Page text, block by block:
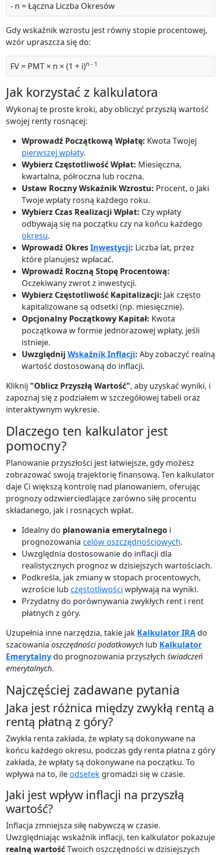
- n = Łączna Liczba Okresów
Gdy wskaźnik wzrostu jest równy stopie procentowej,
wzór upraszcza się do:
FV = PMT × n × (1 + i)n - 1
Jak korzystać z kalkulatora
Wykonaj te proste kroki, aby obliczyć przyszłą wartość
swojej renty rosnącej:
Wprowadź Początkową Wpłatę: Kwota Twojej
pierwszej wpłaty.
Wybierz Częstotliwość Wpłat: Miesięczna,
kwartalna, półroczna lub roczna.
Ustaw Roczny Wskaźnik Wzrostu: Procent, o jaki
Twoje wpłaty rosną każdego roku.
Wybierz Czas Realizacji Wpłat: Czy wpłaty
odbywają się na początku czy na końcu każdego
okresu.
Wprowadź OkresInwestycji: Liczba lat, przez
które planujesz wpłacać.
Wprowadź Roczną Stopę Procentową:
Oczekiwany zwrot z inwestycji.
Wybierz Częstotliwość Kapitalizacji: Jak często
kapitalizowane są odsetki (np. miesięcznie).
Opcjonalny Początkowy Kapitał: Kwota
początkowa w formie jednorazowej wpłaty, jeśli
istnieje.
Uwzględnij Wskaźnik Inflacji: Aby zobaczyć realną
wartość dostosowaną do inflacji.
Kliknij "Oblicz Przyszłą Wartość", aby uzyskać wyniki, i
zapoznaj się z podziałem w szczegółowej tabeli oraz
interaktywnym wykresie.
Dlaczego ten kalkulator jest
pomocny?
Planowanie przyszłości jest łatwiejsze, gdy możesz
zobrazować swoją trajektorię finansową. Ten kalkulator
daje Ci większą kontrolę nad planowaniem, oferując
prognozy odzwierciedlające zarówno siłę procentu
składanego, jak i rosnących wpłat.
Idealny do planowania emerytalnego i
prognozowania celów oszczędnościowych.
Uwzględnia dostosowanie do inflacji dla
realistycznych prognoz w dzisiejszych wartościach.
Podkreśla, jak zmiany w stopach procentowych,
wzroście lub częstotliwości wpływają na wyniki.
Przydatny do porównywania zwykłych rent i rent
płatnych z góry.
Uzupełnia inne narzędzia, takie jak Kalkulator IRAdo
szacowania oszczędności podatkowych lub Kalkulator
Emerytalnydo prognozowania przyszłych świadczeń
emerytalnych.
Najczęściej zadawane pytania
Jaka jest różnica między zwykłą rentą a
rentą płatną z góry?
Zwykła renta zakłada, że wpłaty są dokonywane na
końcu każdego okresu, podczas gdy renta płatna z góry
zakłada, że wpłaty są dokonywane na początku. To
wpływa na to, ileodsetek gromadzi się w czasie.
Jaki jest wpływ inflacji na przyszłą
wartość?
Inflacja zmniejsza siłę nabywczą w czasie.
Uwzględniając wskaźnik inflacji, ten kalkulator pokazuje
realną wartośćTwoich oszczędności w dzisiejszych